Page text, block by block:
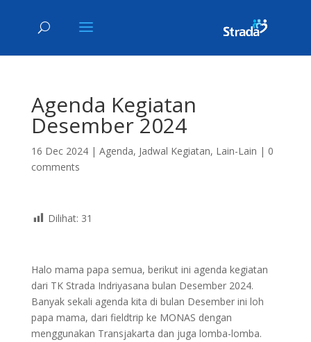
Agenda Kegiatan
Desember 2024
16 Dec 2024| Agenda, Jadwal Kegiatan, Lain-Lain | 0
comments
Dilihat: 31
Halo mama papa semua, berikut ini agenda kegiatan
dari TK Strada Indriyasana bulan Desember 2024.
Banyak sekali agenda kita di bulan Desember ini loh
papa mama, dari fieldtrip ke MONAS dengan
menggunakan Transjakarta dan juga lomba-lomba.